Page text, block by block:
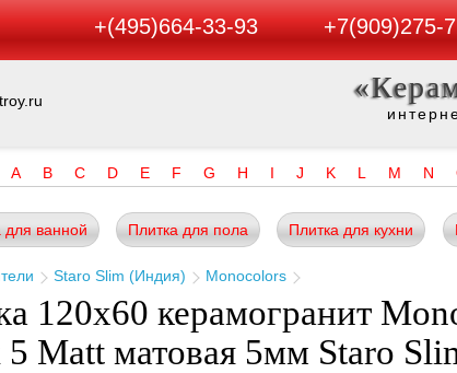
+(495)664-33-93 +7(909)275-
A B C D E F G H I J K L M N
для ванной Плитка для пола Плитка для кухни
Staro Slim (Индия) Monocolors
120x60 керамогранит
Matt матовая 5мм Staro